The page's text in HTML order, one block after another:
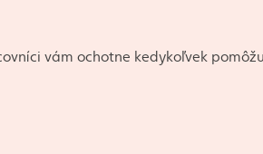
vám ochotne kedykoľvek